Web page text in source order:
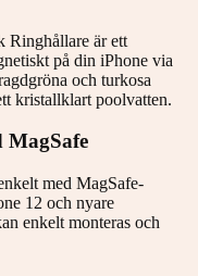
Ringhållare är ett
på din iPhone via
och turkosa
kristallklart poolvatten.
MagSafe
med MagSafe-
12 och nyare
enkelt monteras och